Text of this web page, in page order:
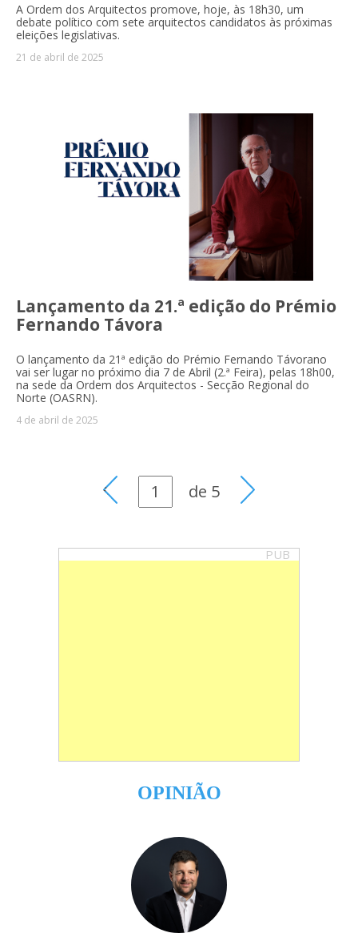
A Ordem dos Arquitectos promove, hoje, às 18h30, um
debate político com sete arquitectos candidatos às próximas
eleições legislativas.
21 de abril de 2025
Lançamento da 21.ª edição do Prémio
Fernando Távora
O lançamento da 21ª edição do Prémio Fernando Távorano
vai ser lugar no próximo dia 7 de Abril (2.ª Feira), pelas 18h00,
na sede da Ordem dos Arquitectos - Secção Regional do
Norte (OASRN).
4 de abril de 2025
de 5
PUB
OPINIÃO